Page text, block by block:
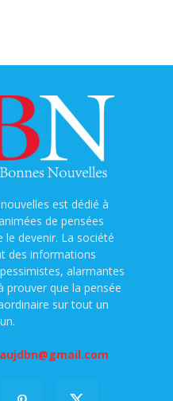
est dédié à
de pensées
devenir. La société
des informations
alarmantes
prouver que la pensée
sur tout un